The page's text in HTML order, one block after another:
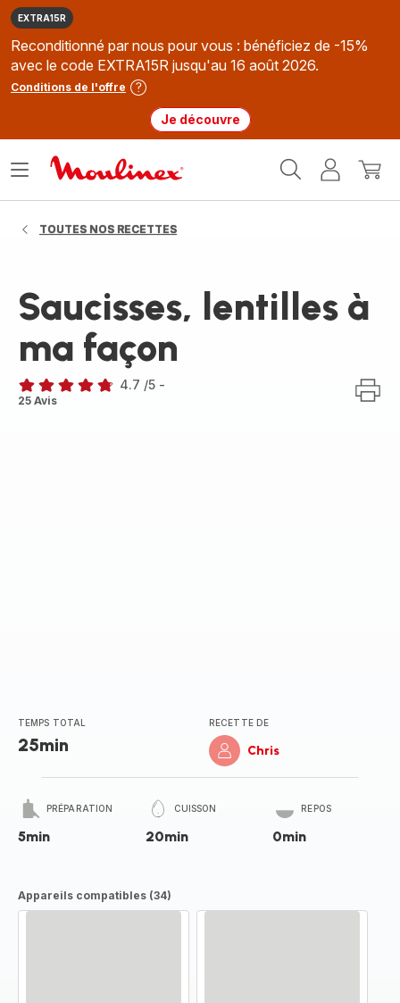
EXTRA15R
Reconditionné par nous pour vous : bénéficiez de -15%
avec le code EXTRA15R jusqu'au 16 août 2026.
Conditions de l'offre
Je découvre
MonMon
Ouvrir
TOUTES NOS RECETTES
Saucisses, lentilles à
ma façon
ratings.4.7
4.7 /5 -
25 Avis
TEMPS TOTAL
25min
RECETTE DE
Chris
PRÉPARATION
5min
CUISSON
20min
REPOS
0min
Appareils compatibles (34)